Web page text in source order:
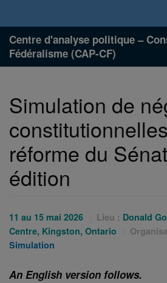
Centre d'analyse politique –
Fédéralisme (CAP-CF)
Simulation de
réforme du
édition
Date
de
l'événement
11 au 15 mai 2026 Lieu : Donald
Centre, Kingston, Ontario
Simulation
An English version follows.